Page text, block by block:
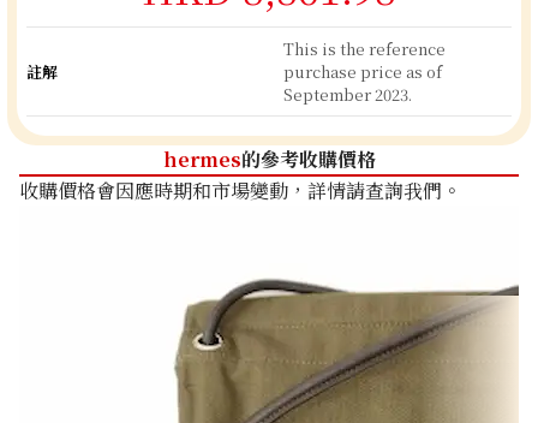
註解
This is the reference
purchase price as of
September 2023.
hermes的參考收購價格
收購價格會因應時期和市場變動，詳情請查詢我們。